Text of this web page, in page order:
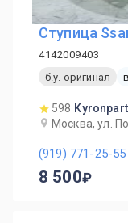
Ступица
4142009403
б.у. оригинал
598
Москва, ул.
(919) 771-25-55
8 500